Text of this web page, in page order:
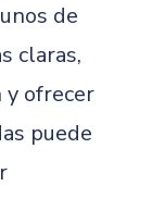
de
claras,
ofrecer
puede